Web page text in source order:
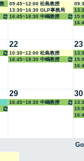
09:45~12:00 松島教授
13:30~16:30 GLP事務局
16:45~18:30 中嶋教授
教授
22
10:30~12:00 松島教授
16:45~18:30 中嶋教授
23
教授
29
16:45~18:30 中嶋教授
30
教授